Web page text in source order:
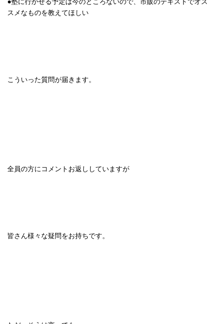
スメなものを教えてほしい
こういった質問が届きます。
全員の方にコメントお返ししていますが
皆さん様々な疑問をお持ちです。